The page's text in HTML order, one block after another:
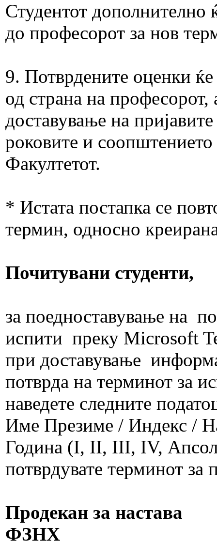
Студентот дополнително
до професорот за нов
9. Потврдените оценки
од страна на
доставување на
роковите и соопштението
Факултетот.
* Истата постапка се
термин, односно
Почитувани студенти,
за поедноставување на
испити преку Microsoft
при доставување
потврда на терминот за
наведете слeдните
Име Презиме / Индекс /
Година (I, II, III, IV,
потврдувате
Продекан за настава
ФЗНХ